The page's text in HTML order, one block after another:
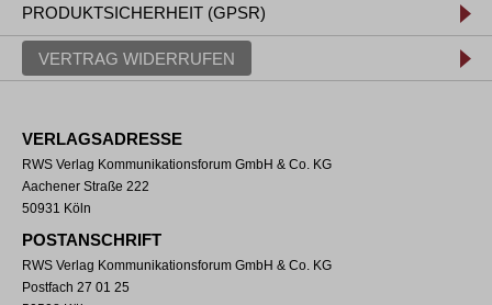
PRODUKTSICHERHEIT (GPSR)
VERTRAG WIDERRUFEN
VERLAGSADRESSE
RWS Verlag Kommunikationsforum GmbH & Co. KG
Aachener Straße 222
50931 Köln
POSTANSCHRIFT
RWS Verlag Kommunikationsforum GmbH & Co. KG
Postfach 27 01 25